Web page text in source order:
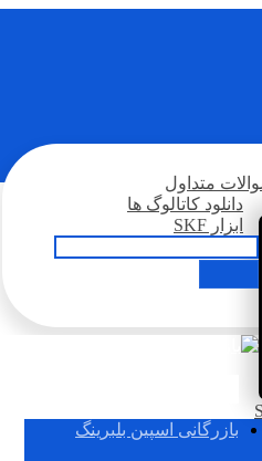
متداول
دانلود کاتالوگ ها
ابزار SKF
بازرگانی اسپین بلبرینگ